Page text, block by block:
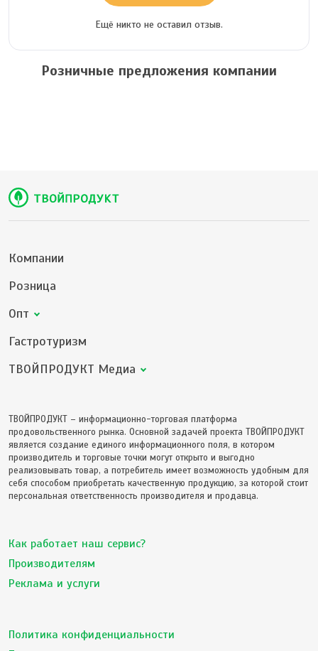
Ещё никто не оставил отзыв.
Розничные предложения компании
Компании
Розница
Опт
Гастротуризм
ТВОЙПРОДУКТ Медиа
ТВОЙПРОДУКТ – информационно-торговая платформа
продовольственного рынка. Основной задачей проекта ТВОЙПРОДУКТ
является создание единого информационного поля, в котором
производитель и торговые точки могут открыто и выгодно
реализовывать товар, а потребитель имеет возможность удобным для
себя способом приобретать качественную продукцию, за которой стоит
персональная ответственность производителя и продавца.
Как работает наш сервис?
Производителям
Реклама и услуги
Политика конфиденциальности